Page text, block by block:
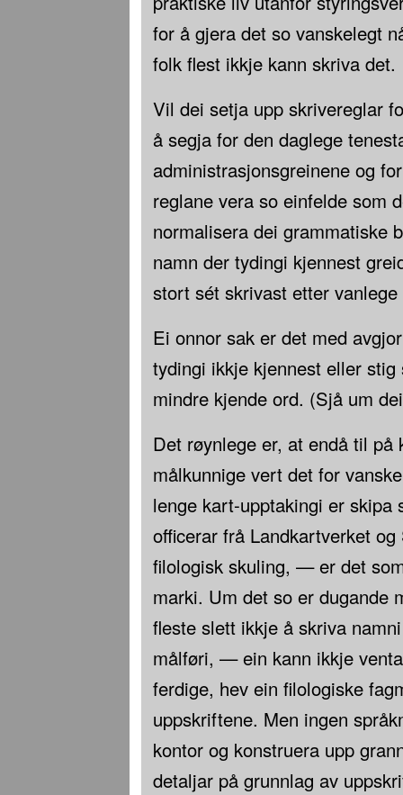
for å gjera det so vanskelegt
folk flest ikkje kann skriva det.
Vil dei setja upp skrivereglar
å segja for den daglege
administrasjonsgreinene og
reglane vera so einfelde som
normalisera dei grammatiske
namn der tydingi kjennest
stort sét skrivast etter
Ei onnor sak er det med
tydingi ikkje kjennest eller
mindre kjende ord. (Sjå um
Det røynlege er, at endå til
målkunnige vert det for
lenge kart-upptakingi er
officerar frå Landkartverket
filologisk skuling, — er det
marki. Um det so er dugande
fleste slett ikkje å skriva
målføri, — ein kann ikkje
ferdige, hev ein filologiske
uppskriftene. Men ingen
kontor og konstruera upp
detaljar på grunnlag av